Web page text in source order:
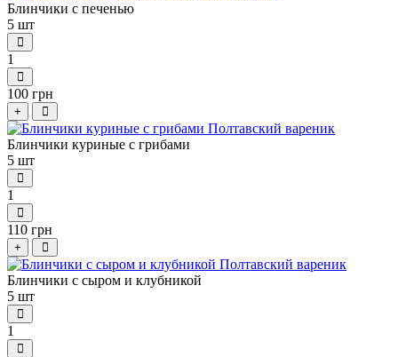
Блинчики с печенью
5 шт
1
100 грн
+
Блинчики куриные с грибами
5 шт
1
110 грн
+
Блинчики с сыром и клубникой
5 шт
1